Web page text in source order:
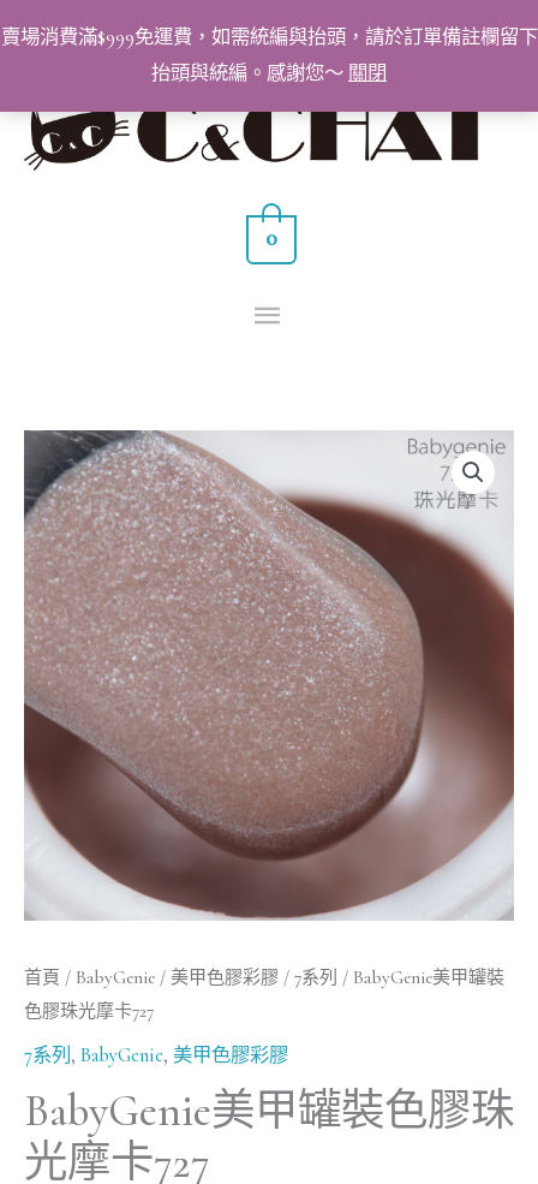
賣場消費滿$999免運費，如需統編與抬頭，請於訂單備註欄留下
抬頭與統編。感謝您～ 關閉
至
要
選
0
首頁 / BabyGenie / 美甲色膠彩膠 / 7系列 / BabyGenie美甲罐裝
色膠珠光摩卡727
7系列, BabyGenie, 美甲色膠彩膠
BabyGenie美甲罐裝色膠珠
光摩卡727
BabyGenie
美
甲
罐
裝
色
膠
珠
摩
卡
數
量